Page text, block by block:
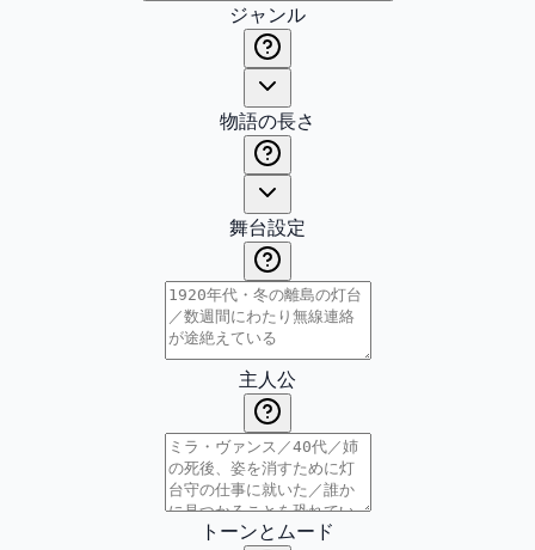
ジャンル
物語の長さ
舞台設定
主人公
トーンとムード